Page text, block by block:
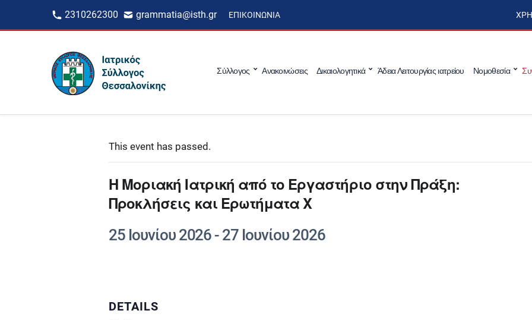
2310262300 grammatia@isth.gr ΕΠΙΚΟΙΝΩΝΊΑ
Σύλλογος Ανακοινώσεις Δικαιολογητικά Άδεια Λειτουργίας ιατρείου Νομοθεσία
This event has passed.
Η Μοριακή Ιατρική από το Εργαστήριο στην Πράξη:
Προκλήσεις και Ερωτήματα Χ
25 Ιουνίου 2026 - 27 Ιουνίου 2026
DETAILS